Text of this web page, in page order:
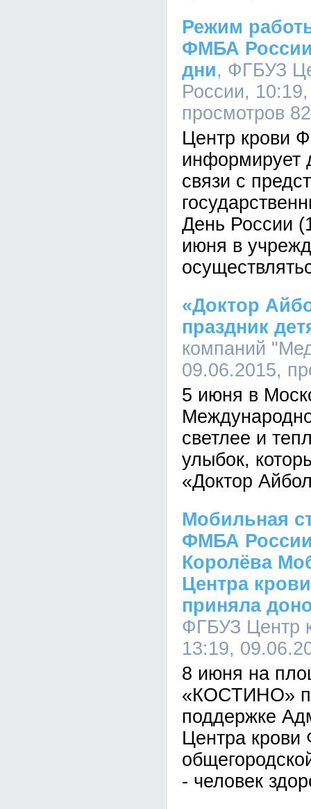
Режим
ФМБА
дни, ФГБУЗ
России,
просмотров
Центр крови
информирует
связи с
День России
июня в
«Доктор
праздник
компаний
09.06.2015,
5 июня в
светлее и
улыбок,
«Доктор
Мобильная
ФМБА
Королёва
Центра
приняла
ФГБУЗ Центр
13:19,
8 июня на
«КОСТИНО»
поддержке
Центра
- человек